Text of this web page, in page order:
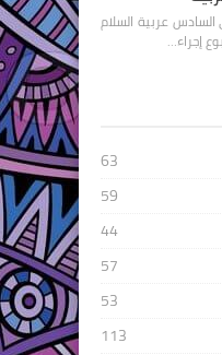
السادس عربية السلام
إجراء…
63
59
44
57
53
113